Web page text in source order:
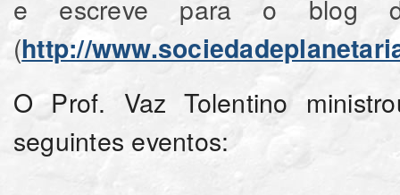
e escreve para o
(http://
O Prof. Vaz Tolentino
seguintes eventos: